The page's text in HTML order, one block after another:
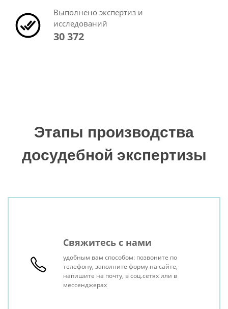
Выполнено экспертиз и
исследований
30 372
Этапы производства
досудебной экспертизы
Свяжитесь с нами
удобным вам способом: позвоните по
телефону, заполните форму на сайте,
напишите на почту, в соц.сетях или в
мессенджерах